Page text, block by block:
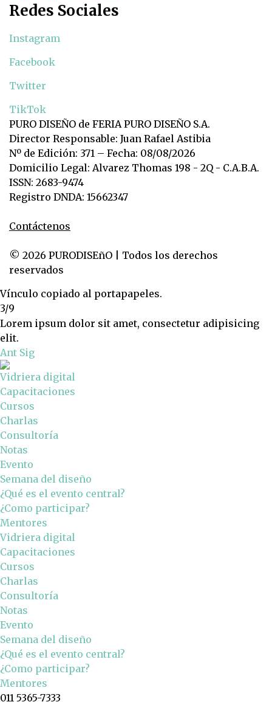
Redes Sociales
Instagram
Facebook
Twitter
TikTok
PURO DISEÑO de FERIA PURO DISEÑO S.A.
Director Responsable: Juan Rafael Astibia
Nº de Edición: 371 – Fecha: 08/08/2026
Domicilio Legal: Alvarez Thomas 198 - 2Q - C.A.B.A.
ISSN: 2683-9474
Registro DNDA: 15662347
Contáctenos
© 2026 PURODISEñO | Todos los derechos
reservados
Vínculo copiado al portapapeles.
3/9
Lorem ipsum dolor sit amet, consectetur adipisicing
elit.
Ant Sig
Vidriera digital
Capacitaciones
Cursos
Charlas
Consultoría
Notas
Evento
Semana del diseño
¿Qué es el evento central?
¿Como participar?
Mentores
Vidriera digital
Capacitaciones
Cursos
Charlas
Consultoría
Notas
Evento
Semana del diseño
¿Qué es el evento central?
¿Como participar?
Mentores
011 5365-7333